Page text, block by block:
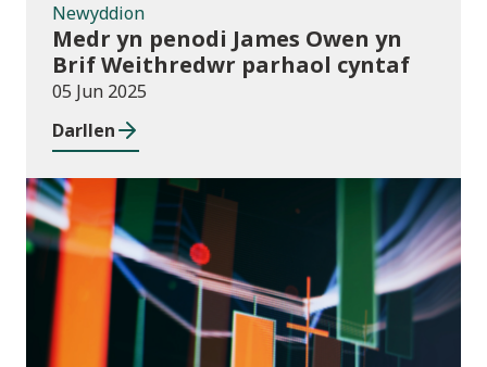
Newyddion
Medr yn penodi James Owen yn
Brif Weithredwr parhaol cyntaf
05 Jun 2025
Darllen
Cyhoeddiadau